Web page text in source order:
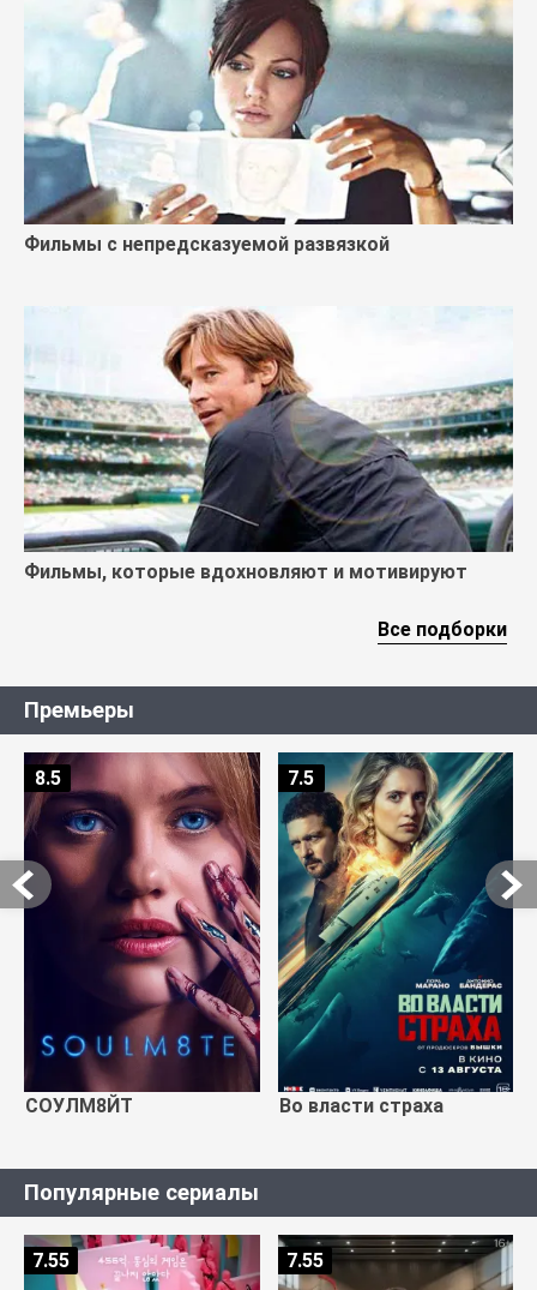
Фильмы с непредсказуемой развязкой
Фильмы, которые вдохновляют и мотивируют
Все подборки
Премьеры
СОУЛМ8ЙТ
8.5
Во власти страха
7.5
Популярные сериалы
7.55 7.55